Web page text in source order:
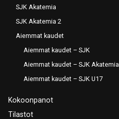
SJK Akatemia
SJK Akatemia 2
Aiemmat kaudet
Aiemmat kaudet – SJK
Aiemmat kaudet – SJK Akatemia
Aiemmat kaudet – SJK U17
Kokoonpanot
Tilastot